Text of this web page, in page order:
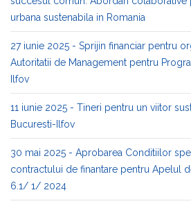
urbana sustenabila in Romania
27 iunie 2025 - Sprijin financiar pentru
Autoritatii de Management pentru
Ilfov
11 iunie 2025 - Tineri pentru un viitor
Bucuresti-Ilfov
30 mai 2025 - Aprobarea Conditiilor
contractului de finantare pentru Apelul
6.1/ 1/ 2024